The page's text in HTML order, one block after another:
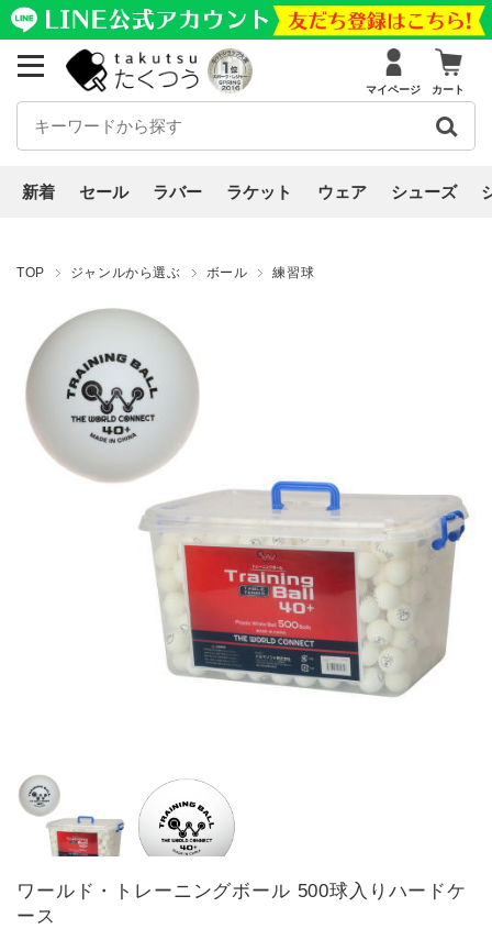
マイページ カート
新着 セール ラバー ラケット ウェア シューズ
TOP ジャンルから選ぶ ボール 練習球
ワールド・トレーニングボール 500球入りハードケ
ース